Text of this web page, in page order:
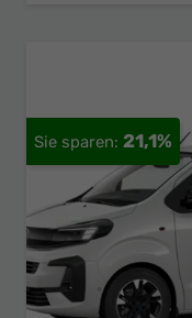
21,1%